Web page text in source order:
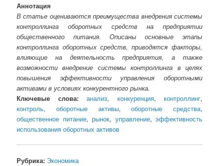
Аннотация
В статье оцениваются преимущества внедрения системы
контроллинга оборотных средств на предприятии
общественного питания. Описаны основные этапы
контроллинга оборотных средств, приводятся факторы,
влияющие на деятельность предприятия, а также
возможности внедрение системы контроллинга в целях
повышения эффективности управления оборотными
активами в условиях конкурентного рынка.
Ключевые слова:
анализ, конкуренция, контроллинг,
контроль, оборотные активы,оборотные средства,
общественное питание,рынок, управление, эффективность
использования оборотных активов
Рубрика: Экономика